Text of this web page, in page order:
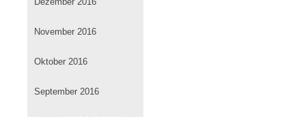
November 2016
Oktober 2016
September 2016